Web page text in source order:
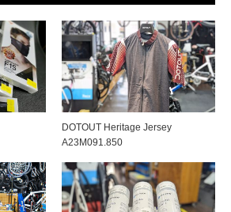
DOTOUT Heritage Jersey
A23M091.850